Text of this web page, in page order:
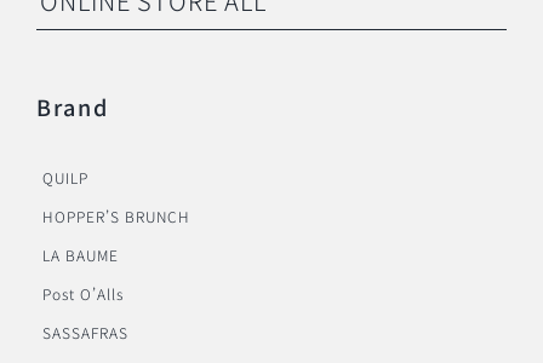
Brand
QUILP
HOPPER’S BRUNCH
LA BAUME
Post O’Alls
SASSAFRAS